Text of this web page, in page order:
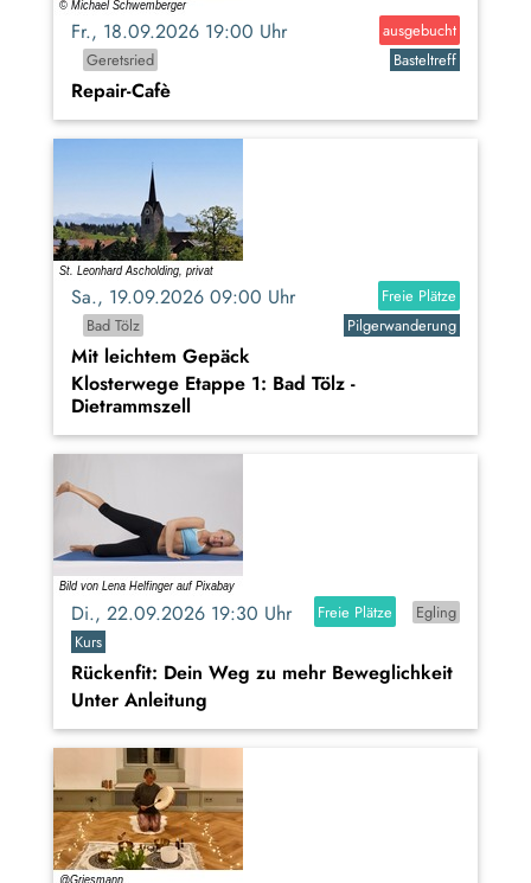
Fr., 18.09.2026 19:00 Uhr
ausgebucht
Geretsried
Basteltreff
Repair-Cafè
Sa., 19.09.2026 09:00 Uhr
Freie Plätze
Bad Tölz
Pilgerwanderung
Mit leichtem Gepäck
Klosterwege Etappe 1: Bad Tölz -
Dietrammszell
Di., 22.09.2026 19:30 Uhr Freie Plätze
Egling
Kurs
Rückenfit: Dein Weg zu mehr Beweglichkeit
Unter Anleitung